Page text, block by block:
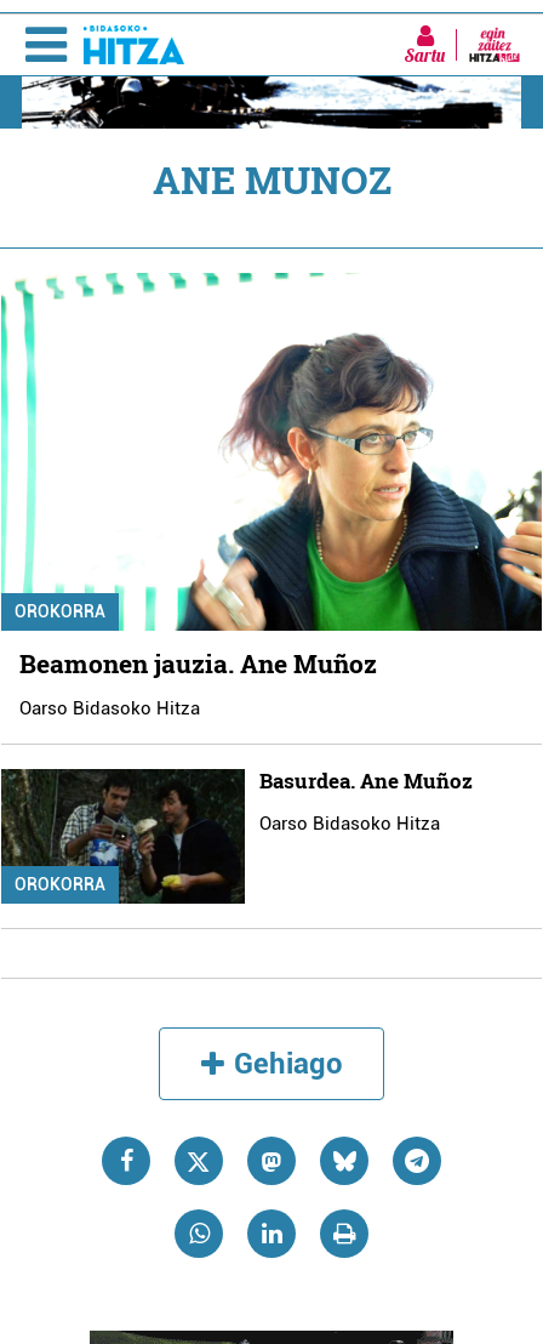
Sartu
ANE MUNOZ
OROKORRA
Beamonen jauzia. Ane Muñoz
Oarso Bidasoko Hitza
OROKORRA
Basurdea. Ane Muñoz
Oarso Bidasoko Hitza
Gehiago